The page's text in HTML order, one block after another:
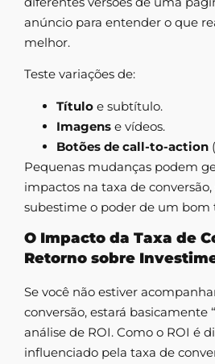
anúncio para entender o que
melhor.
Teste variações de:
Título e subtítulo.
Imagens e vídeos.
Botões de call-to-action
Pequenas mudanças podem
impactos na taxa de
subestime o poder de um bom
O Impacto da Taxa de
Retorno sobre
Se você não estiver
conversão, estará basicamente
análise de ROI. Como o ROI é
influenciado pela taxa de